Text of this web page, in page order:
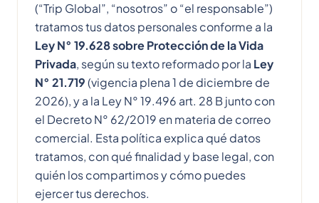
(“Trip Global”, “nosotros” o “el responsable”)
tratamos tus datos personales conforme a la
Ley N° 19.628 sobre Protección de la Vida
Privada, según su texto reformado por la Ley
N° 21.719(vigencia plena 1 de diciembre de
2026), y a la Ley N° 19.496 art. 28 B junto con
el Decreto N° 62/2019 en materia de correo
comercial. Esta política explica qué datos
tratamos, con qué finalidad y base legal, con
quién los compartimos y cómo puedes
ejercer tus derechos.